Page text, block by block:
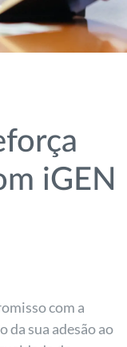
iGEN
com a
da sua adesão ao